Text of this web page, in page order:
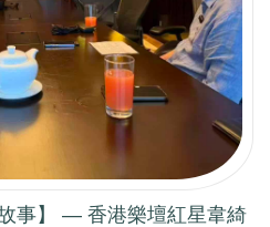
事】 — 香港樂壇紅星韋綺